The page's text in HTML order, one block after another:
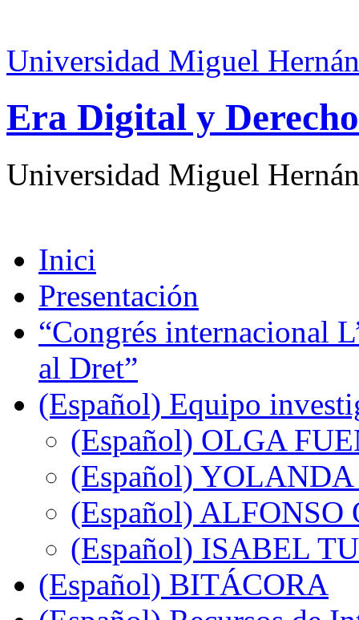
Universidad Miguel
Era Digital y Derecho
Universidad Miguel
Inici
Presentación
“Congrés internacional
al Dret”
(Español) Equipo
(Español) OLGA
(Español)
(Español)
(Español) ISABEL
(Español) BITÁCORA